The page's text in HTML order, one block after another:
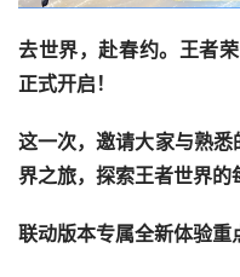
去世界，赴春约。王者
正式开启！
这一次，邀请大家与熟
界之旅，探索王者世界的
联动版本专属全新体验重